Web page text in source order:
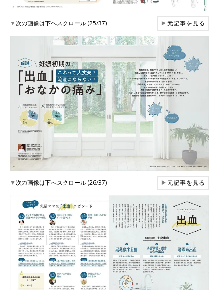
▼次の画像は下へスクロール (25/37) ▶元記事を見る
▼次の画像は下へスクロール (26/37) ▶元記事を見る